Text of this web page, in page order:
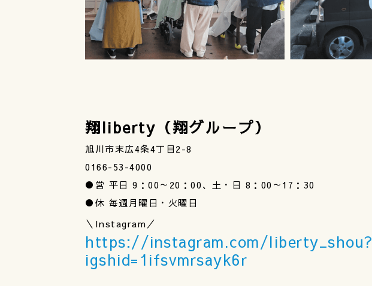
翔liberty（翔グループ）
旭川市末広4条4丁目2-8
0166-53-4000
●営 平日 9：00～20：00、土・日 8：00～17：30
●休 毎週月曜日・火曜日
＼Instagram／
https://instagram.com/liberty_shou?
igshid=1ifsvmrsayk6r